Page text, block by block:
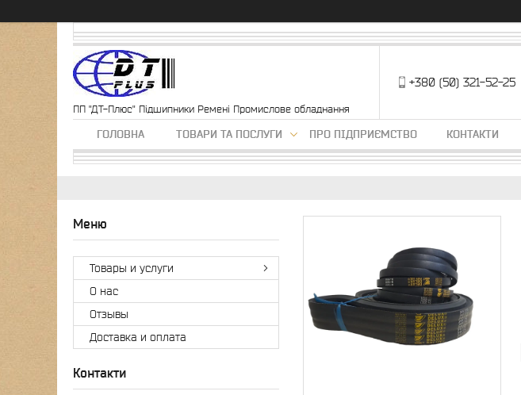
ПП "ДТ-Плюс" Підшипники Ремені Промислове обладнання
+380 (50) 321-52-25
ГОЛОВНА ТОВАРИ ТА ПОСЛУГИ ПРО ПІДПРИЄМСТВО КОНТАКТИ
Товары и услуги
О нас
Отзывы
Доставка и оплата
Контакти